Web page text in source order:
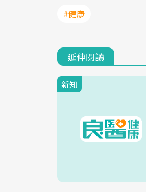
#健康
延伸閱讀
新知